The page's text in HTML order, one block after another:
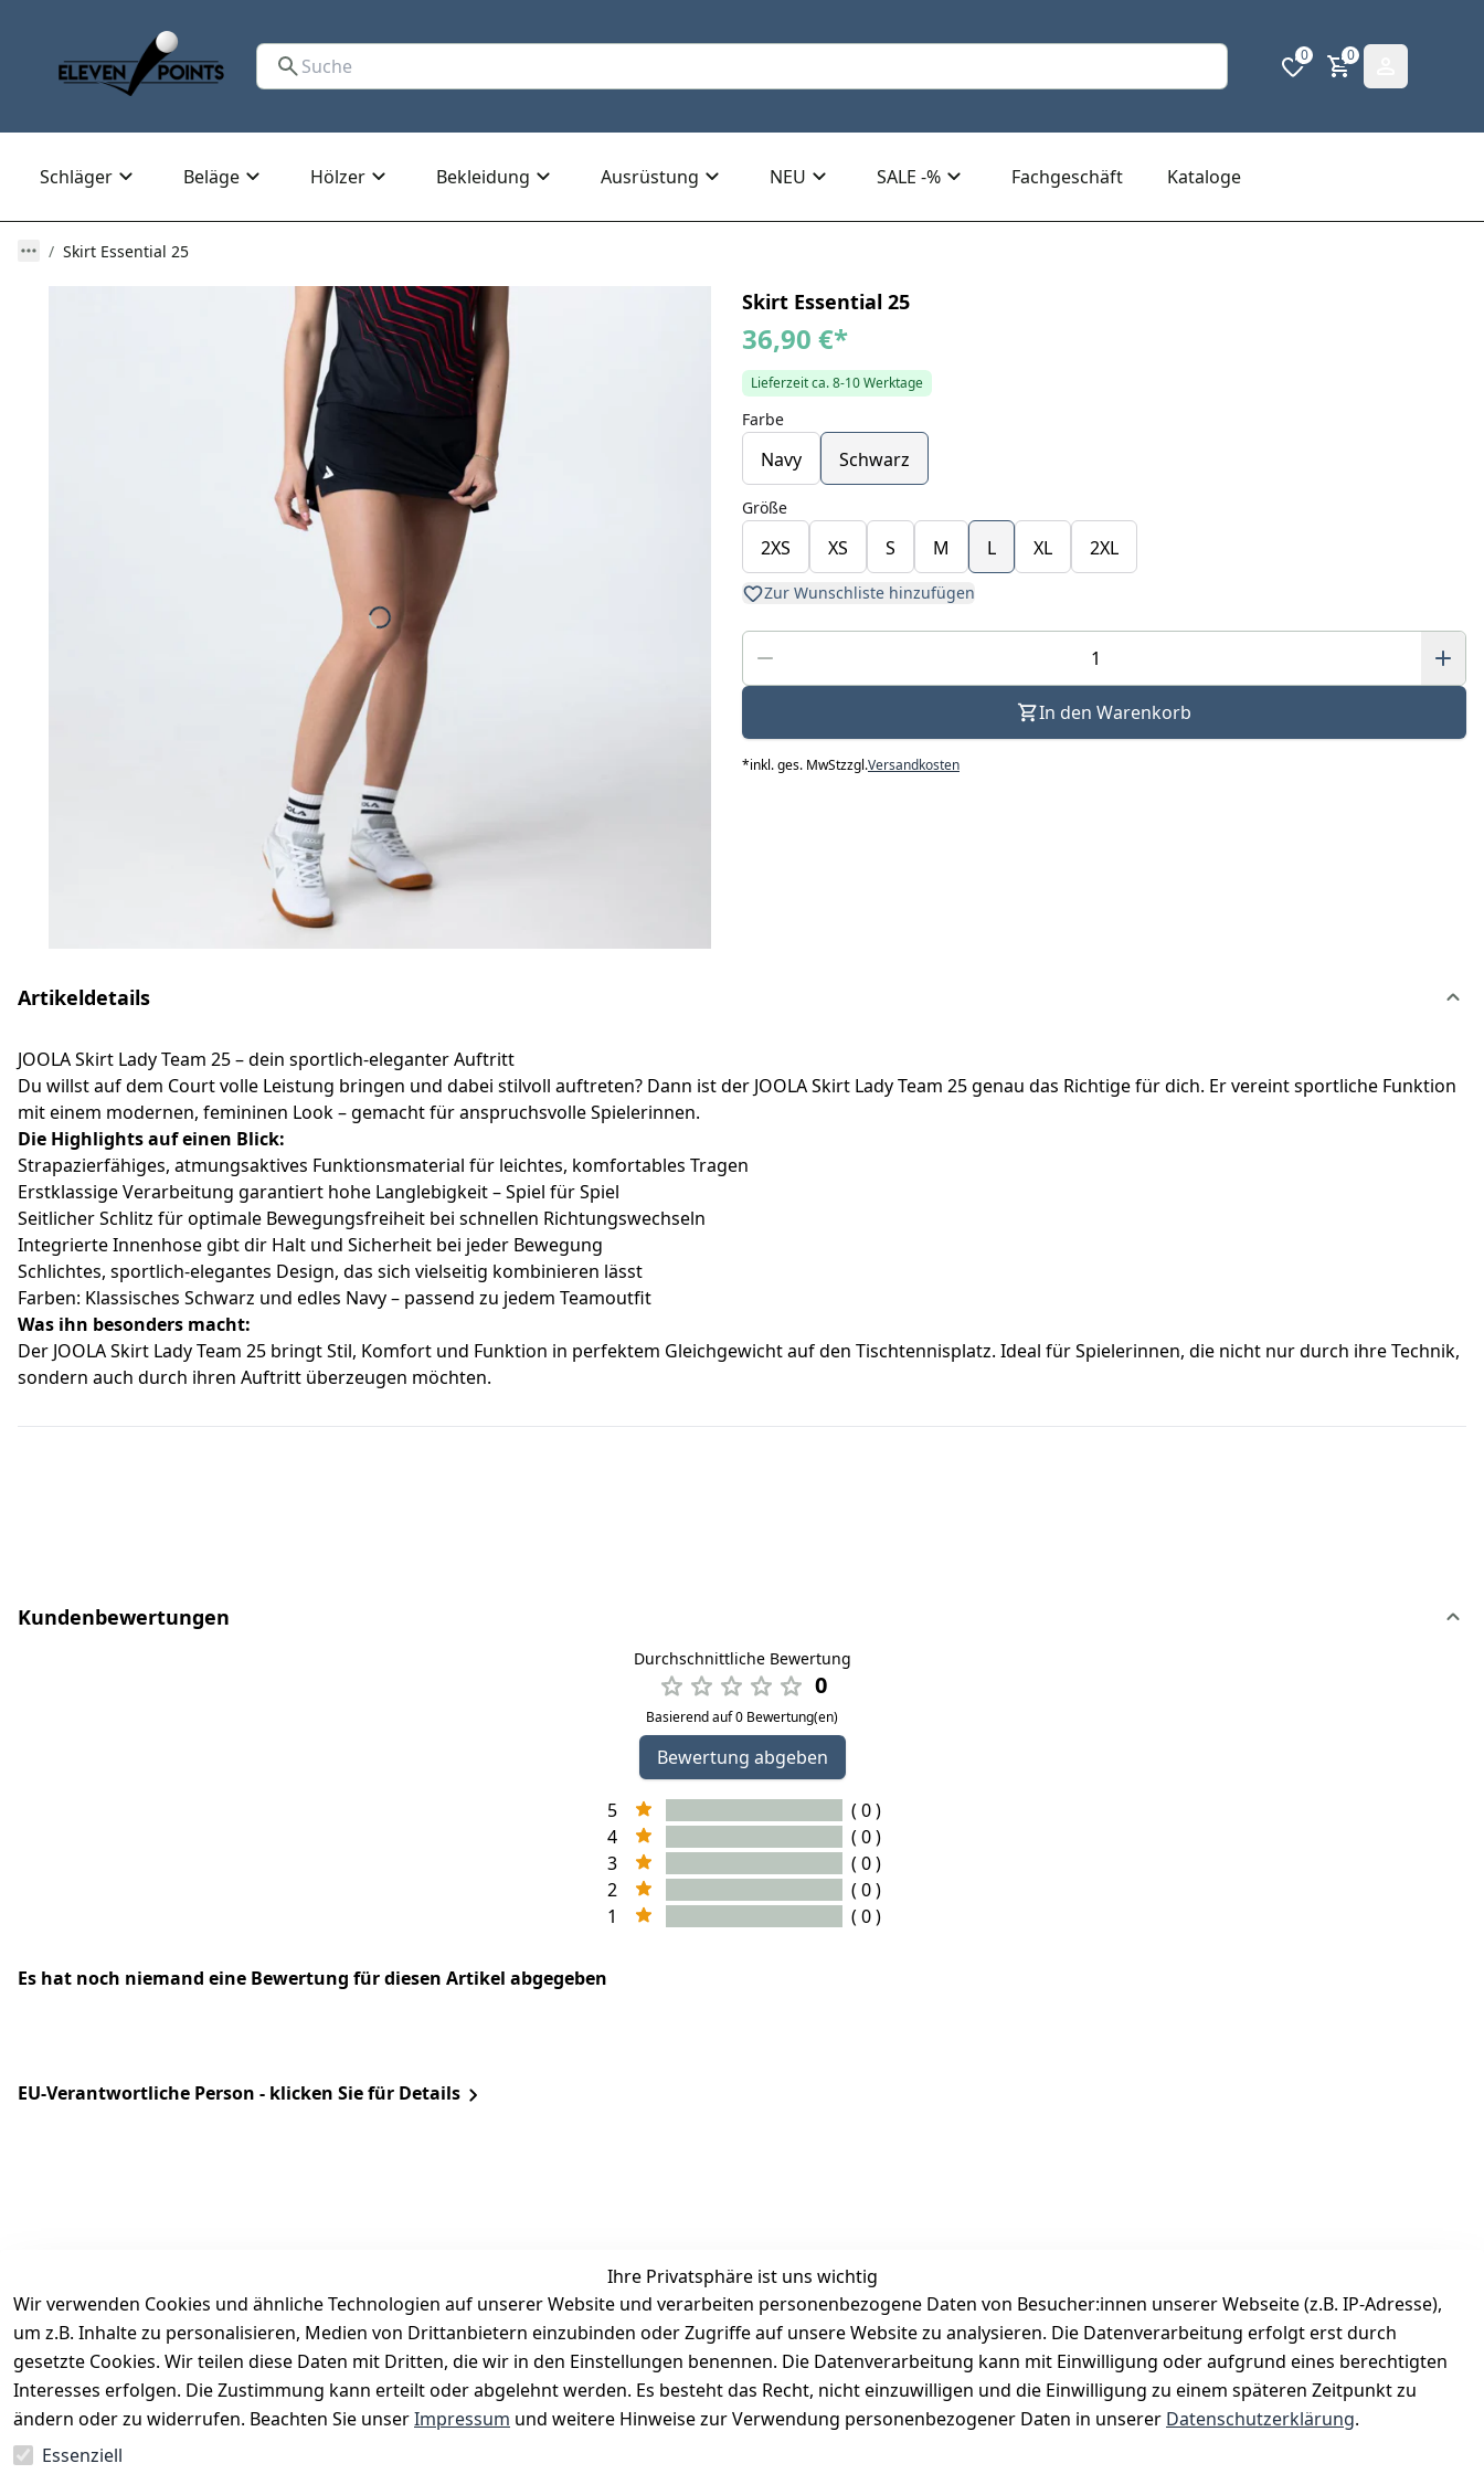
0 0
Schläger Beläge Hölzer Bekleidung Ausrüstung NEU SALE -% Fachgeschäft Kataloge
Skirt Essential 25
Skirt Essential 25
36,90 €*
Lieferzeit ca. 8-10 Werktage
Farbe
Navy Schwarz
Größe
2XS XS S M L XL 2XL
Zur Wunschliste hinzufügen
In den Warenkorb
*inkl. ges. MwStzzgl.Versandkosten
Artikeldetails
JOOLA Skirt Lady Team 25 – dein sportlich-eleganter Auftritt
Du willst auf dem Court volle Leistung bringen und dabei stilvoll auftreten? Dann ist der JOOLA Skirt Lady Team 25 genau das Richtige für dich. Er vereint sportliche Funktion
mit einem modernen, femininen Look – gemacht für anspruchsvolle Spielerinnen.
Die Highlights auf einen Blick:
Strapazierfähiges, atmungsaktives Funktionsmaterial für leichtes, komfortables Tragen
Erstklassige Verarbeitung garantiert hohe Langlebigkeit – Spiel für Spiel
Seitlicher Schlitz für optimale Bewegungsfreiheit bei schnellen Richtungswechseln
Integrierte Innenhose gibt dir Halt und Sicherheit bei jeder Bewegung
Schlichtes, sportlich-elegantes Design, das sich vielseitig kombinieren lässt
Farben: Klassisches Schwarz und edles Navy – passend zu jedem Teamoutfit
Was ihn besonders macht:
Der JOOLA Skirt Lady Team 25 bringt Stil, Komfort und Funktion in perfektem Gleichgewicht auf den Tischtennisplatz. Ideal für Spielerinnen, die nicht nur durch ihre Technik,
sondern auch durch ihren Auftritt überzeugen möchten.
Kundenbewertungen
Durchschnittliche Bewertung
0
Basierend auf 0 Bewertung(en)
Bewertung abgeben
5
( 0 )
4
( 0 )
3
( 0 )
2
( 0 )
1
( 0 )
Es hat noch niemand eine Bewertung für diesen Artikel abgegeben
EU-Verantwortliche Person - klicken Sie für Details
Ihre Privatsphäre ist uns wichtig
Wir verwenden Cookies und ähnliche Technologien auf unserer Website und verarbeiten personenbezogene Daten von Besucher:innen unserer Webseite (z.B. IP-Adresse),
um z.B. Inhalte zu personalisieren, Medien von Drittanbietern einzubinden oder Zugriffe auf unsere Website zu analysieren. Die Datenverarbeitung erfolgt erst durch
gesetzte Cookies. Wir teilen diese Daten mit Dritten, die wir in den Einstellungen benennen. Die Datenverarbeitung kann mit Einwilligung oder aufgrund eines berechtigten
Interesses erfolgen. Die Zustimmung kann erteilt oder abgelehnt werden. Es besteht das Recht, nicht einzuwilligen und die Einwilligung zu einem späteren Zeitpunkt zu
ändern oder zu widerrufen. Beachten Sie unserImpressum und weitere Hinweise zur Verwendung personenbezogener Daten in unserer Datenschutzerklärung.
Essenziell
Rechtliches
AGB
Impressum
Barrierefreiheitserklärung
Services
Kontakt
Registrieren
Katalog
Zahlungsmöglichkeiten
Vorkasse
PayPal
Versanddienstleister
Österreichische Post